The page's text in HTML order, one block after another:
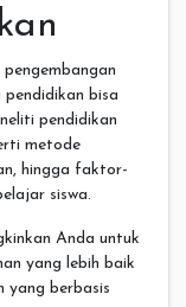
bisa
pendidikan
metode
hingga faktor-
siswa.
Anda untuk
yang lebih baik
yang berbasis